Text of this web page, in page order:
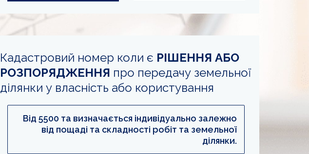
Кадастровий номер коли є РІШЕННЯ АБО
РОЗПОРЯДЖЕННЯ про передачу земельної
ділянки у власність або користування
Від 5500 та визначається індивідуально залежно
від пощаді та складності робіт та земельної
ділянки.